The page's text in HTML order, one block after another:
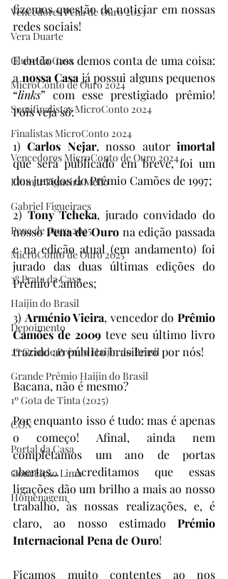
Vencedores Pena de Ouro 2023
Vera Duarte
Clube da Casa
MicroConto de Ouro 2024
Semifinalistas MicroConto 2024
Finalistas MicroConto 2024
Vencedores MicroConto de Ouro 2024
Elomar Figueira Mello
Gabriel Figueiraes
Pena de Ouro 2025
MicroConto de Ouro 2025
3º Prata da Casa
Haijin do Brasil
Depoimento
2º Grande Prêmio Haijin do Brasil
Grande Prêmio Haijin do Brasil
1º Gota de Tinta (2025)
CON
Portal da Casa
Conceição Lima
Homenagem
fizemos questão de noticiar em nossas
redes sociais!
E então nos demos conta de uma coisa:
a nossa Casa já possui alguns pequenos
“links” com esse prestigiado prêmio!
Pois veja só:
1) Carlos Nejar, nosso autor
que será publicado em breve, foi um
dos jurados do Prêmio Camões de 1997;
2) Tony Tcheka, jurado convidado do
nosso Pena de Ouro na edição passada
e na edição atual (em andamento) foi
jurado das duas últimas edições do
Prêmio Camões;
3) Arménio Vieira, vencedor do Prêmio
Camões de 2009 teve seu último livro
trazido ao público brasileiro por nós!
Bacana, não é mesmo?
Por enquanto isso é tudo: mas é apenas
o começo! Afinal, ainda nem
completamos um ano de portas
abertas... Acreditamos que essas
ligações dão um brilho a mais ao nosso
trabalho, às nossas realizações, e, é
claro, ao nosso estimado Prémio
Internacional Pena de Ouro!
Ficamos muito contentes ao nos